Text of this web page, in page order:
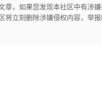
章，如果您发现本社区中有涉
立刻删除涉嫌侵权内容，举报